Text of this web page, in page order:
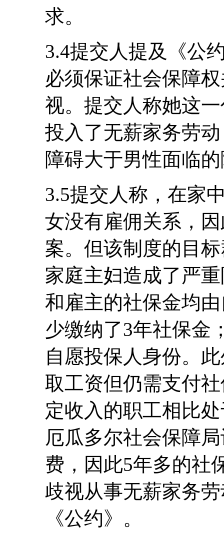
求。
3.4提交人提及《公
必须保证社会保障
视。提交人称她这
投入了无薪家务劳
障碍大于男性面临
3.5提交人称，在家
女没有雇佣关系，
案。但该制度的目
家庭主妇造成了严
和雇主的社保金均
少缴纳了3年社保金
自愿投保人身份。
取工资但仍需支付
定收入的职工相比
厄瓜多尔社会保障
费，因此5年多的社
歧视从事无薪家务
《公约》。